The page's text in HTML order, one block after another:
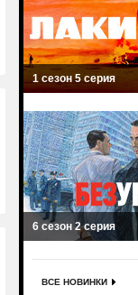
1 сезон 5 серия
6 сезон 2 серия
ВСЕ НОВИНКИ